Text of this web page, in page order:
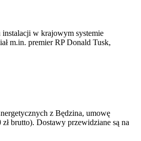
w krajowym systemie
m.in. premier RP Donald Tusk,
z Będzina, umowę
brutto). Dostawy przewidziane są na